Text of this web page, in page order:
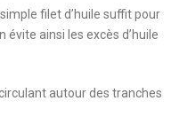
simple filet d’huile suffit pour
évite ainsi les excès d’huile
autour des tranches